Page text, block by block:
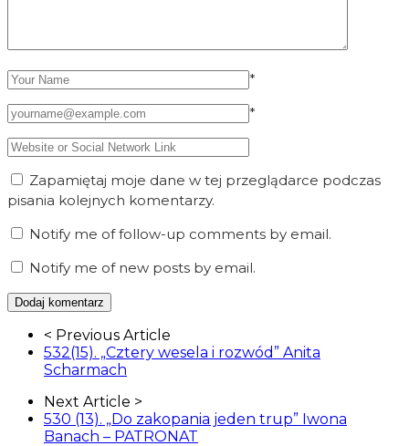
*
*
Zapamiętaj moje dane w tej przeglądarce podczas
pisania kolejnych komentarzy.
Notify me of follow-up comments by email.
Notify me of new posts by email.
Article
Navigation
< Previous Article
532(15). „Cztery wesela i rozwód” Anita
Scharmach
Next Article >
530 (13). „Do zakopania jeden trup” Iwona
Banach – PATRONAT